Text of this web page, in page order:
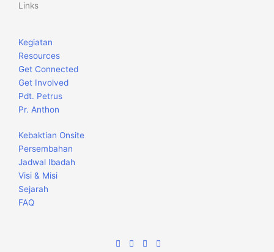
Links
Kegiatan
Resources
Get Connected
Get Involved
Pdt. Petrus
Pr. Anthon
Kebaktian Onsite
Persembahan
Jadwal Ibadah
Visi & Misi
Sejarah
FAQ